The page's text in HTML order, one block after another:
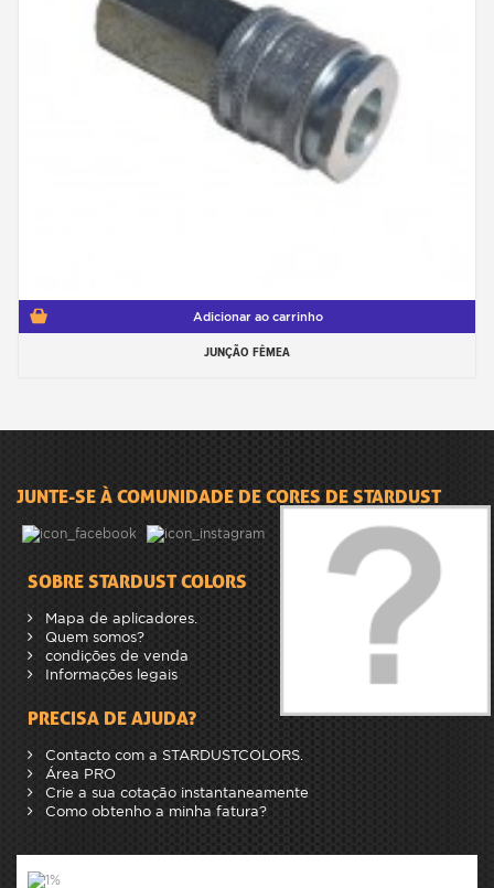
Adicionar ao carrinho
JUNÇÃO FÊMEA
JUNTE-SE À COMUNIDADE DE CORES DE STARDUST
SOBRE STARDUST COLORS
Mapa de aplicadores.
Quem somos?
condições de venda
Informações legais
PRECISA DE AJUDA?
Contacto com a STARDUSTCOLORS.
Área PRO
Crie a sua cotação instantaneamente
Como obtenho a minha fatura?